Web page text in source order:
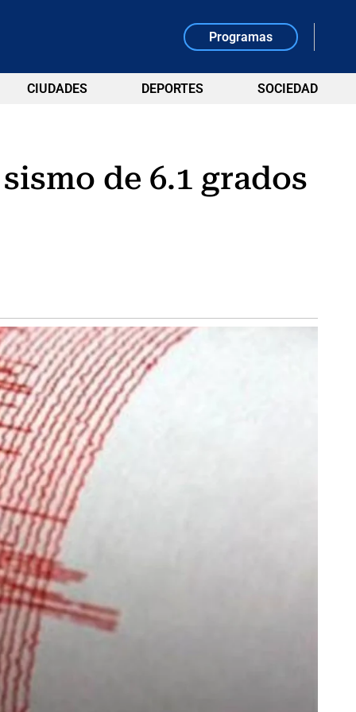
Programas
CIUDADES DEPORTES SOCIEDAD
de 6.1 grados